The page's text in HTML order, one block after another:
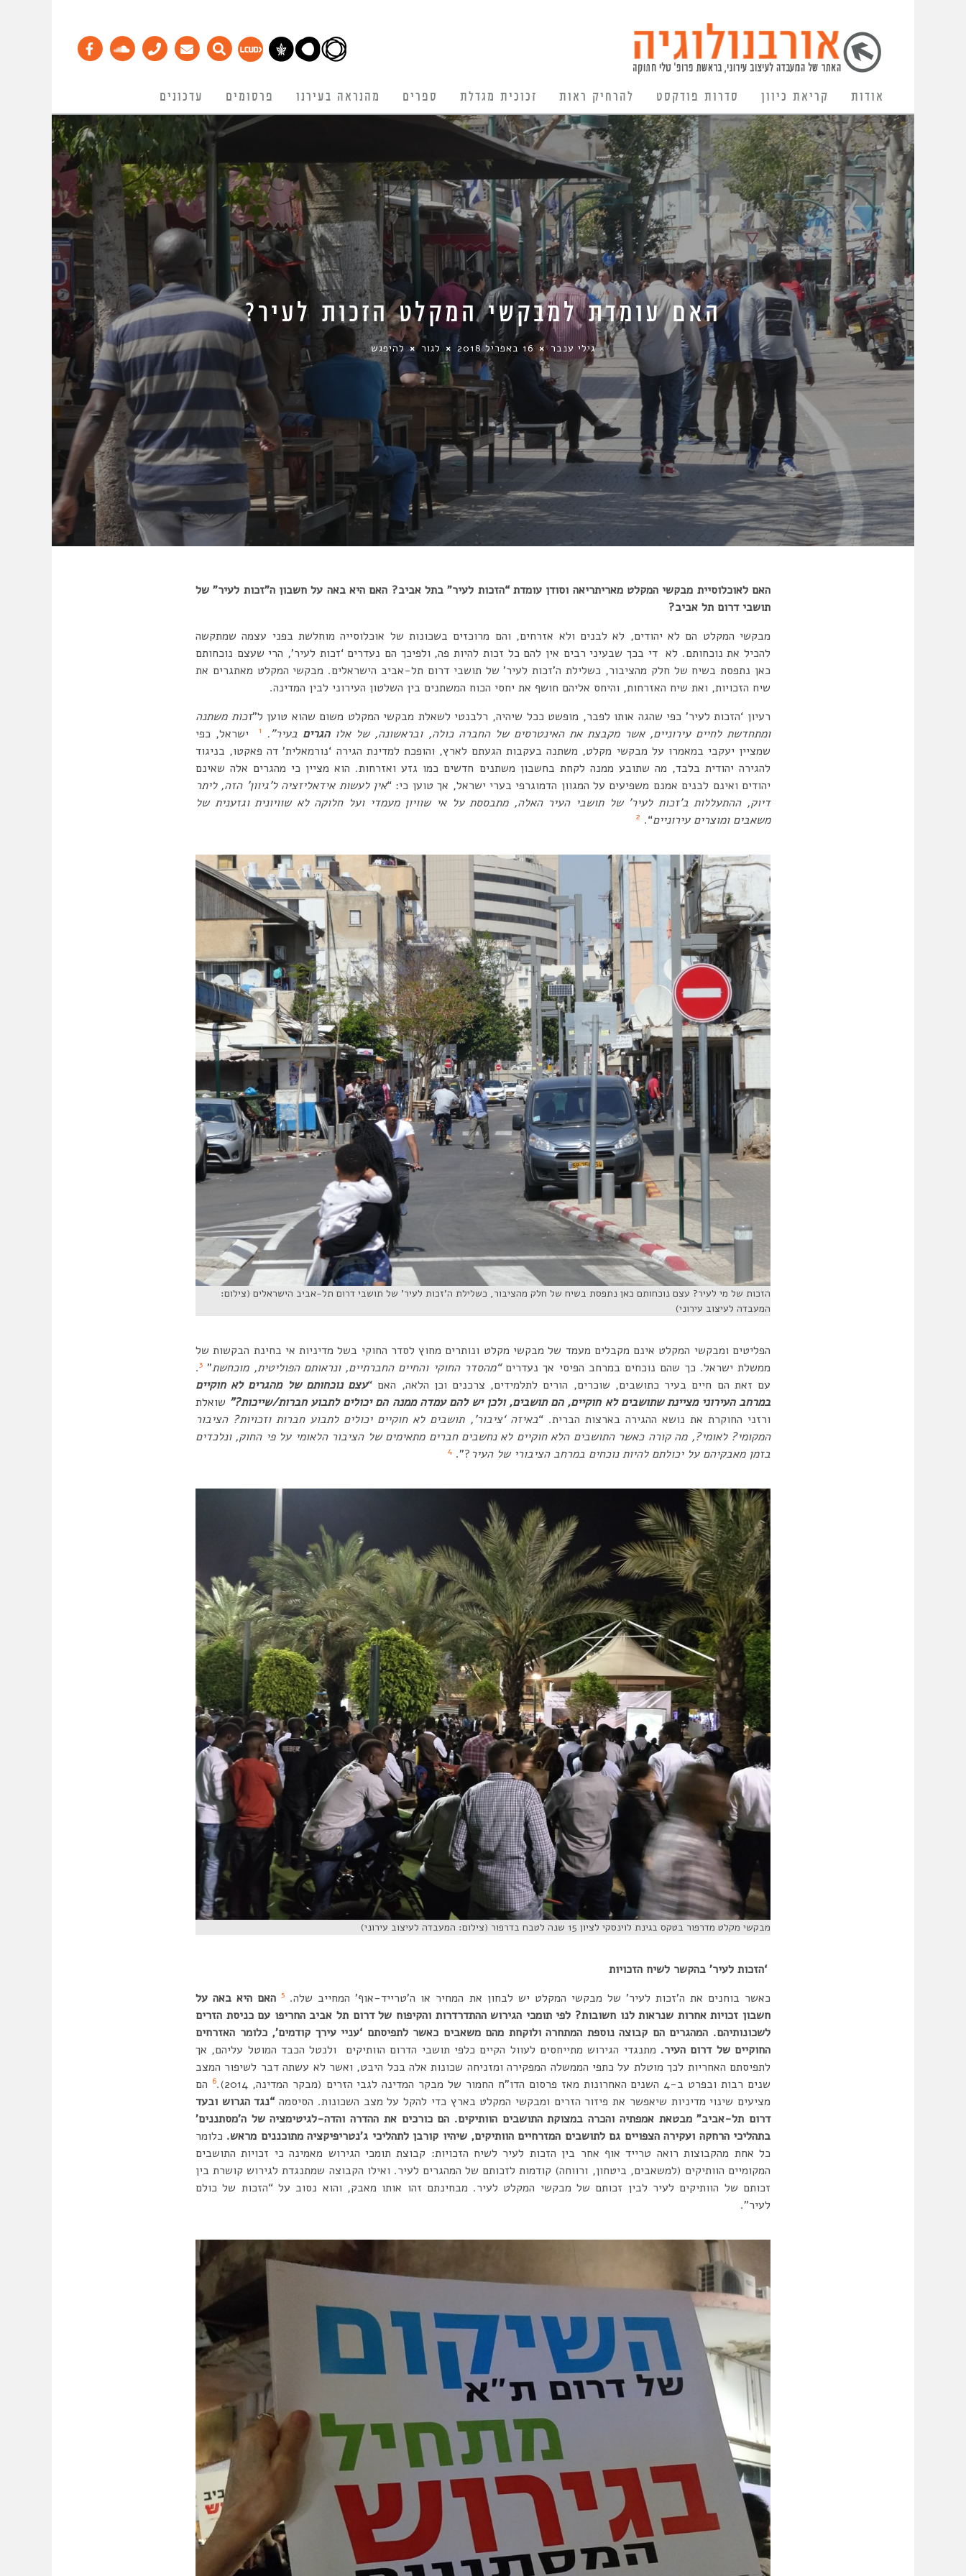
אודות קריאת כיוון סדרות פודקסט להרחיק ראות זכוכית מגדלת ספרים מהנראה בעירנו פרסומים עדכונים
האם עומדת למבקשי המקלט הזכות לעיר?
גילי ענבר 16 באפריל 2018 לגור להיפגש
האם לאוכלוסיית מבקשי המקלט מאריתריאה וסודן עומדת “הזכות לעיר” בתל אביב? האם היא באה על חשבון ה”זכות לעיר” של
תושבי דרום תל אביב?
מבקשי המקלט הם לא יהודים, לא לבנים ולא אזרחים, והם מרוכזים בשכונות של אוכלוסייה מוחלשת בפני עצמה שמתקשה
להכיל את נוכחותם. לא די בכך שבעיני רבים אין להם כל זכות להיות פה, ולפיכך הם נעדרים ‘זכות לעיר’, הרי שעצם נוכחותם
כאן נתפסת בשיח של חלק מהציבור, כשלילת ה’זכות לעיר’ של תושבי דרום תל-אביב הישראלים. מבקשי המקלט מאתגרים את
שיח הזכויות, ואת שיח האזרחות, והיחס אליהם חושף את יחסי הכוח המשתנים בין השלטון העירוני לבין המדינה.
רעיון ‘הזכות לעיר’ כפי שהגה אותו לפבר, מופשט ככל שיהיה, רלבנטי לשאלת מבקשי המקלט משום שהוא טוען ל”זכות משתנה
ומתחדשת לחיים עירוניים, אשר מקבצת את האינטרסים של החברה כולה, ובראשונה, של אלוהגרים בעיר”. 1ישראל, כפי
שמציין יעקבי במאמרו על מבקשי מקלט, משתנה בעקבות הגעתם לארץ, והופכת למדינת הגירה ‘נורמאלית’ דה פאקטו, בניגוד
להגירה יהודית בלבד, מה שתובע ממנה לקחת בחשבון משתנים חדשים כמו גזע ואזרחות. הוא מציין כי מהגרים אלה שאינם
יהודים ואינם לבנים אמנם משפיעים על המגוון הדמוגרפי בערי ישראל, אך טוען כי: “אין לעשות אידאליזציה ל’גיוון’ הזה, ליתר
דיוק, ההתעללות ב’זכות לעיר’ של תושבי העיר האלה, מתבססת על אי שוויון מעמדי ועל חלוקה לא שוויונית וגזענית של
משאבים ומוצרים עירוניים“.
2
הזכות של מי לעיר? עצם נוכחותם כאן נתפסת בשיח של חלק מהציבור, כשלילת ה’זכות לעיר’ של תושבי דרום תל-אביב הישראלים (צילום:
המעבדה לעיצוב עירוני)
הפליטים ומבקשי המקלט אינם מקבלים מעמד של מבקשי מקלט ונותרים מחוץ לסדר החוקי בשל מדיניות אי בחינת הבקשות של
ממשלת ישראל. כך שהם נוכחים במרחב הפיסי אך נעדרים“מהסדר החוקי והחיים החברתיים, ונראותם הפוליטית, מוכחשת”
3
.
עם זאת הם חיים בעיר כתושבים, שוכרים, הורים לתלמידים, צרכנים וכן הלאה, האם “עצם נוכחותם של מהגרים לא חוקיים
במרחב העירוני מציינת שתושבים לא חוקיים, הם תושבים, ולכן יש להם עמדה ממנה הם יכולים לתבוע חברות/שייכות?” שואלת
ורזני החוקרת את נושא ההגירה בארצות הברית. “באיזה ‘ציבור’, תושבים לא חוקיים יכולים לתבוע חברות וזכויות? הציבור
המקומי? לאומי?, מה קורה כאשר התושבים הלא חוקיים לא נחשבים חברים מתאימים של הציבור הלאומי על פי החוק, ונלכדים
בזמן מאבקיהם על יכולתם להיות נוכחים במרחב הציבורי של העיר ?”.
4
מבקשי מקלט מדרפור בטקס בגינת לוינסקי לציון 15 שנה לטבח בדרפור (צילום: המעבדה לעיצוב עירוני)
‘הזכות לעיר’ בהקשר לשיח הזכויות
כאשר בוחנים את ה’זכות לעיר’ של מבקשי המקלט יש לבחון את המחיר או ה’טרייד-אוף’ המחייב שלה. 5 האם היא באה על
חשבון זכויות אחרות שנראות לנו חשובות? לפי תומכי הגירוש ההתדרדרות והקיפוח של דרום תל אביב החריפו עם כניסת הזרים
לשכונותיהם. המהגרים הם קבוצה נוספת המתחרה ולוקחת מהם משאבים כאשר לתפיסתם ‘עניי עירך קודמים’, כלומר האזרחים
החוקיים של דרום העיר. מתנגדי הגירוש מתייחסים לעוול הקיים כלפי תושבי הדרום הוותיקים ולנטל הכבד המוטל עליהם, אך
לתפיסתם האחריות לכך מוטלת על כתפי הממשלה המפקירה ומזניחה שכונות אלה בכל היבט, ואשר לא עשתה דבר לשיפור המצב
שנים רבות ובפרט ב-4 השנים האחרונות מאז פרסום הדו”ח החמור של מבקר המדינה לגבי הזרים (מבקר המדינה, 2014).
6 הם
מציעים שינוי מדיניות שיאפשר את פיזור הזרים ומבקשי המקלט בארץ כדי להקל על מצב השכונות. הסיסמה “נגד הגרוש ובעד
דרום תל-אביב” מבטאת אמפתיה והכרה במצוקת התושבים הוותיקים. הם כורכים את ההדרה והדה-לגיטימציה של ה’מסתננים’
בתהליכי הרחקה ועקירה הצפויים גם לתושבים המזרחיים הוותיקים, שיהיו קורבן לתהליכי ג’נטריפיקציה מתוכננים מראש. כלומר
כל אחת מהקבוצות רואה טרייד אוף אחר בין הזכות לעיר לשיח הזכויות: קבוצת תומכי הגירוש מאמינה כי זכויות התושבים
המקומיים הוותיקים (למשאבים, ביטחון, ורווחה) קודמות לזכותם של המהגרים לעיר. ואילו הקבוצה שמתנגדת לגירוש קושרת בין
זכותם של הוותיקים לעיר לבין זכותם של מבקשי המקלט לעיר. מבחינתם זהו אותו מאבק, והוא נסוב על “הזכות של כולם
לעיר”.